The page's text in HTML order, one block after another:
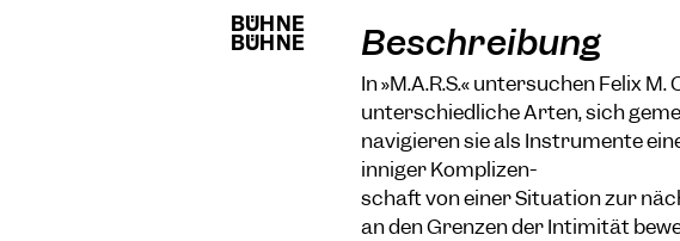
BÜHNE
BÜHNE
BÜHNE
BÜHNE Beschreibung
In »M.A.R.S.« untersuchen Felix
unterschiedliche Arten, sich
navigieren sie als Instrumente
inniger Komplizen-
schaft von einer Situation zur
an den Grenzen der Intimität